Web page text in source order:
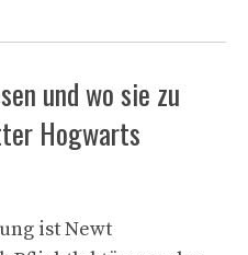
und wo sie zu
Hogwarts
ist Newt